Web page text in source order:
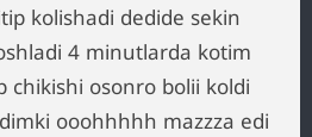
kolishadi dedide sekin
4 minutlarda kotim
chikishi osonro bolii koldi
ooohhhhh mazzza edi